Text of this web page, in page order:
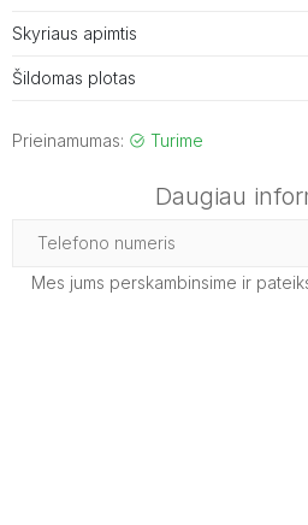
Skyriaus apimtis
Šildomas plotas
Prieinamumas: Turime
Daugiau
Mes jums perskambinsime ir